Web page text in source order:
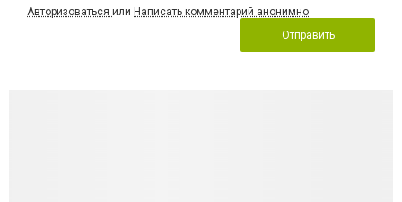
Авторизоваться или Написать комментарий анонимно
Отправить